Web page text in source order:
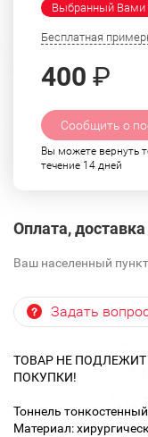
Выбранный Вами
Бесплатная
400 ₽
Сообщить о
Вы можете вернуть
течение 14 дней
Оплата, доставка
Ваш населенный
Задать
ТОВАР НЕ
ПОКУПКИ!
Тоннель
Материал: